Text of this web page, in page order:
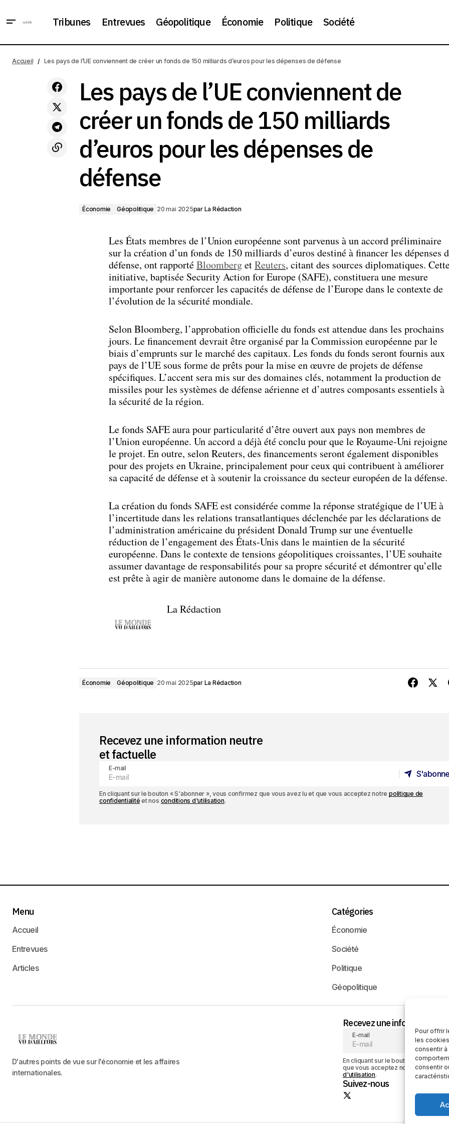
Pour offrir
les
consentir
consentir
Tribunes Entrevues Géopolitique Économie Politique Société
crypto-entrepreneurs a eu lieu en
France. Ils sont enlevés pour obtenir
Économie
Les pays de l’UE conviennent de créer un fonds de 150
les dépenses de défense
Accueil Les pays de l’UE conviennent de créer un fonds de 150 milliards d’euros pour les dépenses de défense
Les pays de l’UE conviennent de
créer un fonds de 150 milliards
d’euros pour les dépenses de
défense
Économie Géopolitique 20 mai 2025par La Rédaction
Les États membres de l’Union européenne sont parvenus à un accord préliminaire
sur la création d’un fonds de 150 milliards d’euros destiné à financer les dépenses
défense, ont rapportéBloombergetReuters, citant des sources diplomatiques.
initiative, baptisée Security Action for Europe (SAFE), constituera une mesure
importante pour renforcer les capacités de défense de l’Europe dans le contexte de
l’évolution de la sécurité mondiale.
Selon Bloomberg, l’approbation officielle du fonds est attendue dans les prochains
jours. Le financement devrait être organisé par la Commission européenne par le
biais d’emprunts sur le marché des capitaux. Les fonds du fonds seront fournis aux
pays de l’UE sous forme de prêts pour la mise en œuvre de projets de défense
spécifiques. L’accent sera mis sur des domaines clés, notamment la production de
missiles pour les systèmes de défense aérienne et d’autres composants essentiels à
la sécurité de la région.
Le fonds SAFE aura pour particularité d’être ouvert aux pays non membres de
l’Union européenne. Un accord a déjà été conclu pour que le Royaume-Uni rejoigne
le projet. En outre, selon Reuters, des financements seront également disponibles
pour des projets en Ukraine, principalement pour ceux qui contribuent à améliorer
sa capacité de défense et à soutenir la croissance du secteur européen de la défense.
La création du fonds SAFE est considérée comme la réponse stratégique de l’UE à
l’incertitude dans les relations transatlantiques déclenchée par les déclarations de
l’administration américaine du président Donald Trump sur une éventuelle
réduction de l’engagement des États-Unis dans le maintien de la sécurité
européenne. Dans le contexte de tensions géopolitiques croissantes, l’UE souhaite
assumer davantage de responsabilités pour sa propre sécurité et démontrer qu’elle
est prête à agir de manière autonome dans le domaine de la défense.
La Rédaction
Économie Géopolitique 20 mai 2025par La Rédaction
Recevez une information neutre
et factuelle
E-mail
En cliquant sur le bouton « S'abonner », vous confirmez que vous avez lu et que vous acceptez notrepolitique de
confidentialité et nos conditions d'utilisation.
D'autres points de vue sur l'économie et les affaires
internationales.
Menu
Accueil
Entrevues
Articles
Catégories
Économie
Société
Politique
Géopolitique
Recevez une information
E-mail
En cliquant sur le bouton «
que vous acceptez notrepolitique
d'utilisation.
Suivez-nous